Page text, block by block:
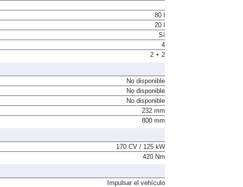
80 l
20 l
Sí
4
2 + 2
No disponible
No disponible
No disponible
232 mm
800 mm
170 CV / 125 kW
420 Nm
Impulsar el vehículo